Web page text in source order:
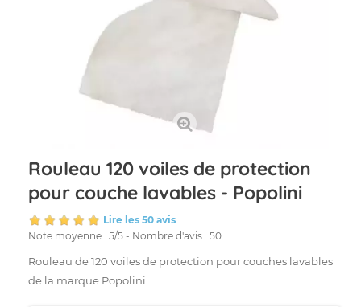
Rouleau 120 voiles de protection
pour couche lavables - Popolini
Lire les 50 avis
Note moyenne : 5/5 - Nombre d'avis : 50
Rouleau de 120 voiles de protection pour couches lavables
de la marque Popolini